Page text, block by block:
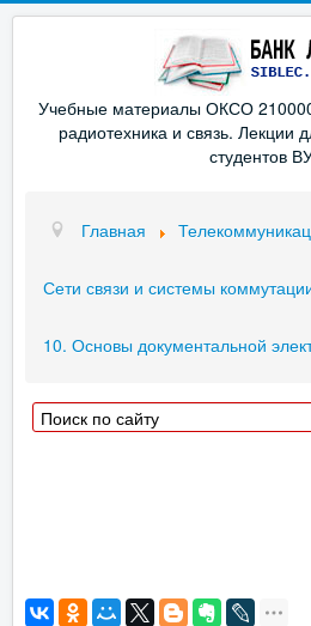
Учебные материалы ОКСО
радиотехника и связь. Лекции
студентов
Главная
Сети связи и системы
10. Основы документальной